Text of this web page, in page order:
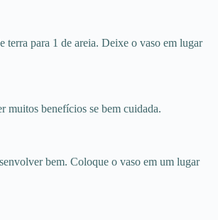
terra para 1 de areia. Deixe o vaso em lugar
muitos benefícios se bem cuidada.
bem. Coloque o vaso em um lugar